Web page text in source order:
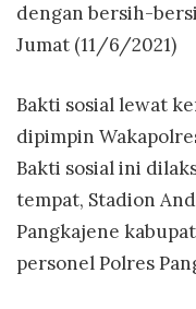
dengan bersih-
Jumat (11/6/2021)
Bakti sosial lewat
dipimpin
Bakti sosial ini
tempat, Stadion
Pangkajene
personel Polres